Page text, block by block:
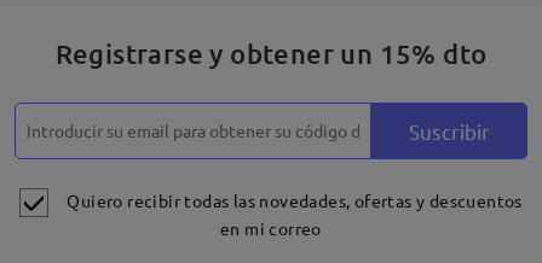
Registrarse y obtener un 15% dto
Suscribir
Quiero recibir todas las novedades, ofertas y descuentos
en mi correo